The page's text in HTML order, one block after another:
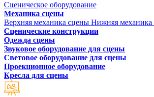
Сценическое оборудование
Механика сцены
Верхняя механика сцены Нижняя механика
Сценические конструкции
Одежда сцены
Звуковое оборудование для сцены
Световое оборудование для сцены
Проекционное оборудование
Кресла для сцены